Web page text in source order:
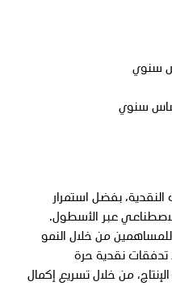
والتدفقات النقدية، بفضل استمرار
الاصطناعي عبر الأسطول.
من خلال النمو
تدفقات نقدية حرة
من خلال تسريع إكمال